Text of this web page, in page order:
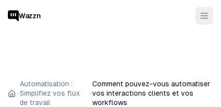
Wazzn
Automatisation :
Simplifiez vos flux
de travail
Comment pouvez-vous automatiser
vos interactions clients et vos
workflows